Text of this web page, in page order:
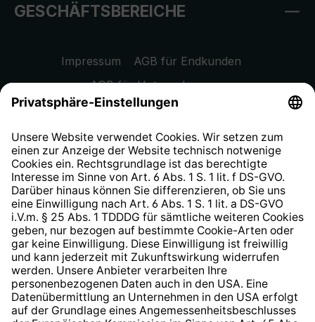
GESCHÄFTSBEREICHE
Impressum
AGB für Endkunden
AGB für Unternehmen
Datenschutzhinweis
Widerrufsrecht
Hinweisgeberschutzsystem
Barrierefreiheit